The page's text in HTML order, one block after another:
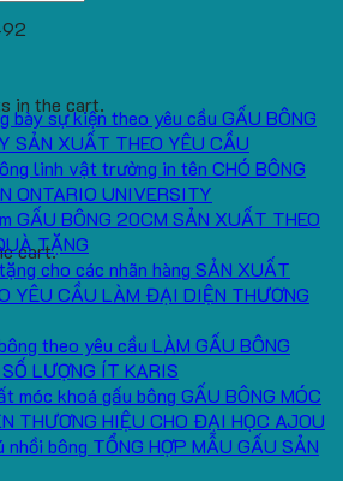
in the cart.
cart.
GẤU BÔNG
SẢN XUẤT THEO YÊU CẦU
CHÓ BÔNG
ONTARIO UNIVERSITY
GẤU BÔNG 20CM SẢN XUẤT THEO
TẶNG
SẢN XUẤT
YÊU CẦU LÀM ĐẠI DIỆN THƯƠNG
LÀM GẤU BÔNG
LƯỢNG ÍT KARIS
GẤU BÔNG MÓC
THƯƠNG HIỆU CHO ĐẠI HỌC AJOU
TỔNG HỢP MẪU GẤU SẢN